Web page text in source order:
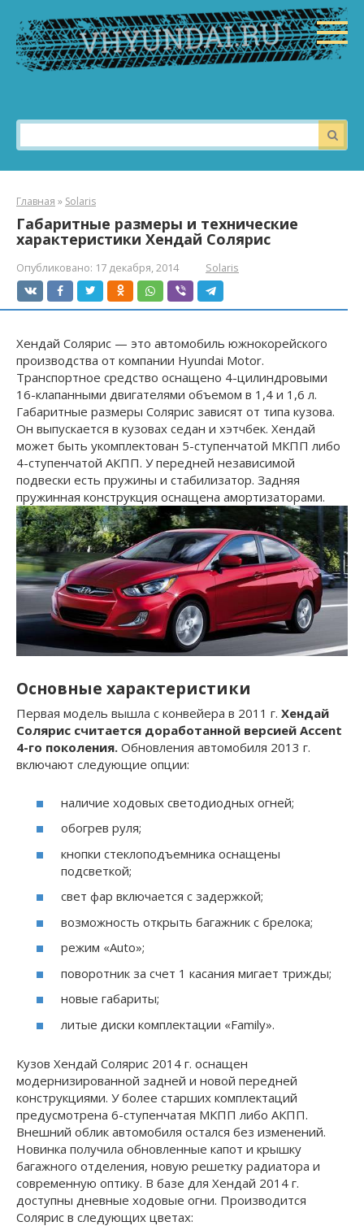
контенту
Поиск:
Главная » Solaris
Габаритные размеры и технические
характеристики Хендай Солярис
Опубликовано: 17 декабря, 2014 Solaris
Хендай Солярис — это автомобиль южнокорейского
производства от компании Hyundai Motor.
Транспортное средство оснащено 4-цилиндровыми
16-клапанными двигателями объемом в 1,4 и 1,6 л.
Габаритные размеры Солярис зависят от типа кузова.
Он выпускается в кузовах седан и хэтчбек. Хендай
может быть укомплектован 5-ступенчатой МКПП либо
4-ступенчатой АКПП. У передней независимой
подвески есть пружины и стабилизатор. Задняя
пружинная конструкция оснащена амортизаторами.
Основные характеристики
Первая модель вышла с конвейера в 2011 г. Хендай
Солярис считается доработанной версией Accent
4-го поколения. Обновления автомобиля 2013 г.
включают следующие опции:
наличие ходовых светодиодных огней;
обогрев руля;
кнопки стеклоподъемника оснащены
подсветкой;
свет фар включается с задержкой;
возможность открыть багажник с брелока;
режим «Auto»;
поворотник за счет 1 касания мигает трижды;
новые габариты;
литые диски комплектации «Family».
Кузов Хендай Солярис 2014 г. оснащен
модернизированной задней и новой передней
конструкциями. У более старших комплектаций
предусмотрена 6-ступенчатая МКПП либо АКПП.
Внешний облик автомобиля остался без изменений.
Новинка получила обновленные капот и крышку
багажного отделения, новую решетку радиатора и
современную оптику. В базе для Хендай 2014 г.
доступны дневные ходовые огни. Производится
Солярис в следующих цветах: